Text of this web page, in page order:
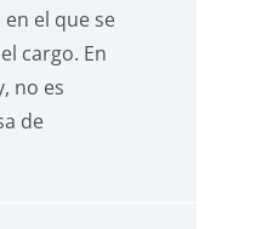
el que se
cargo. En
no es
de